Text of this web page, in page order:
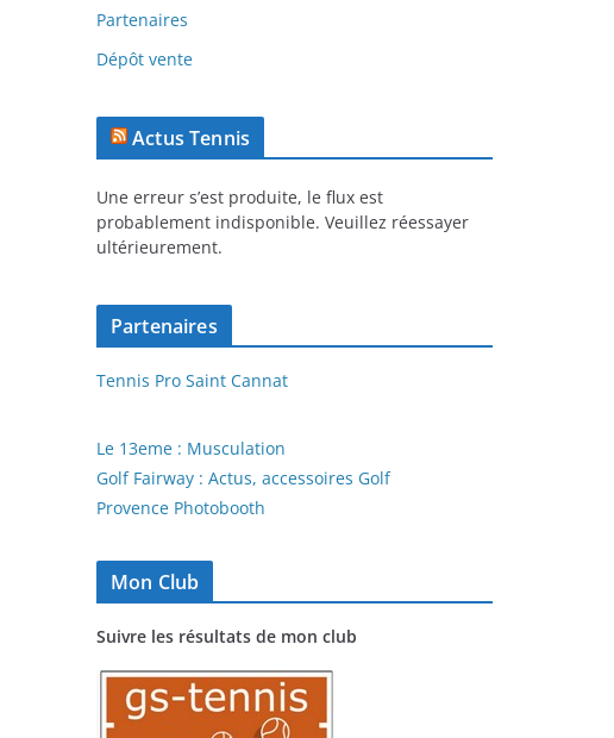
Partenaires
Dépôt vente
Actus Tennis
Une erreur s’est produite, le flux est
probablement indisponible. Veuillez réessayer
ultérieurement.
Partenaires
Tennis Pro Saint Cannat
Le 13eme : Musculation
Golf Fairway : Actus, accessoires Golf
Provence Photobooth
Mon Club
Suivre les résultats de mon club